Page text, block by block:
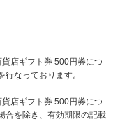
店ギフト券 500円券につ
なっております。
店ギフト券 500円券につ
合を除き、有効期限の記載